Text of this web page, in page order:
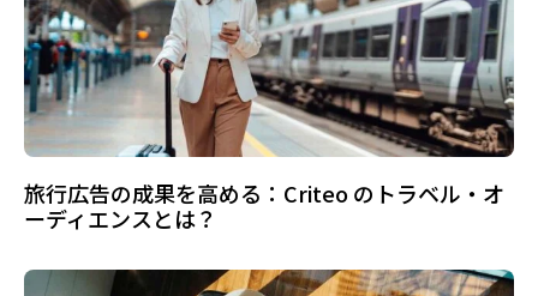
旅行広告の成果を高める：Criteo のトラベル・オ
ーディエンスとは？